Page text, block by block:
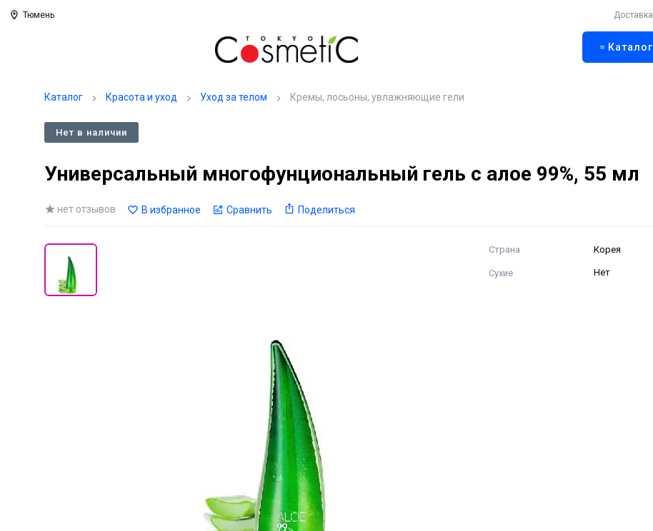
Тюмень Доставка
Каталог
Каталог Красота и уход Уход за телом Кремы, лосьоны, увлажняющие гели
Нет в наличии
Универсальный многофунциональный гель с алое 99%, 55 мл
нет отзывов В избранное Сравнить Поделиться
Страна Корея
Сухие Нет